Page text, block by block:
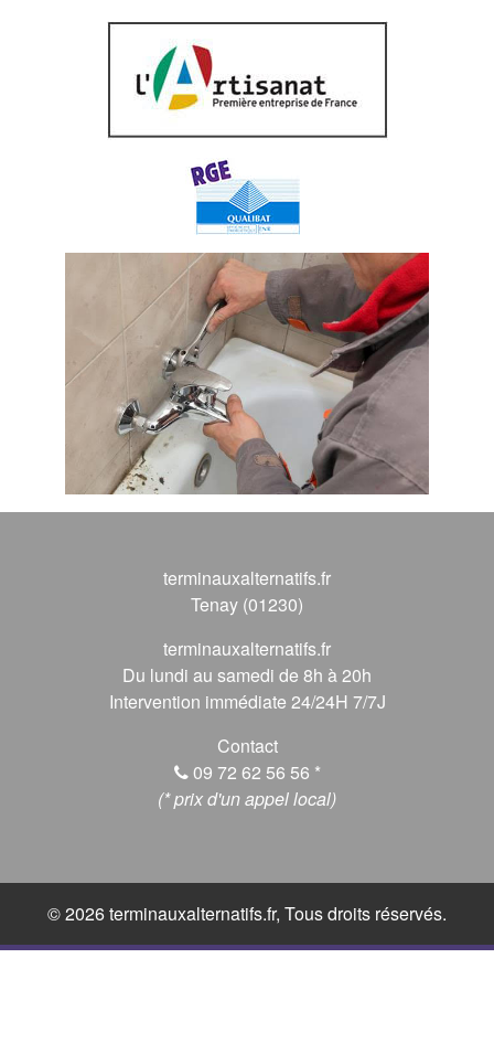
terminauxalternatifs.fr
Tenay (01230)
terminauxalternatifs.fr
Du lundi au samedi de 8h à 20h
Intervention immédiate 24/24H 7/7J
Contact
09 72 62 56 56 *
(* prix d'un appel local)
© 2026 terminauxalternatifs.fr, Tous droits réservés.